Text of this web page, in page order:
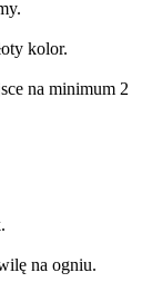
kolor.
na minimum 2
na ogniu.